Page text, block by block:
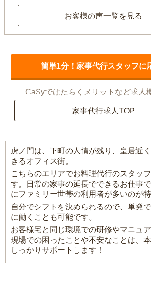
お客様の声一覧を見る
簡単1分！家事代行スタッフに
CaSyではたらくメリットなど求人
家事代行求人TOP
虎ノ門は、下町の人情が残り、皇居近
きるオフィス街。
こちらのエリアでお料理代行のスタッ
す。日常の家事の延長でできるお仕事
にファミリー世帯の利用者が多いのが特
自分でシフトを決められるので、単発
に働くことも可能です。
お客様宅と同じ環境での研修やマニュ
現場での困ったことや不安なことは、
しっかりサポートします！